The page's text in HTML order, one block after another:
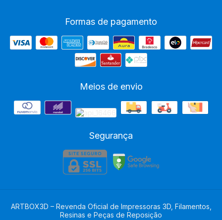
Formas de pagamento
Meios de envio
Segurança
ARTBOX3D – Revenda Oficial de Impressoras 3D, Filamentos,
Resinas e Peças de Reposição